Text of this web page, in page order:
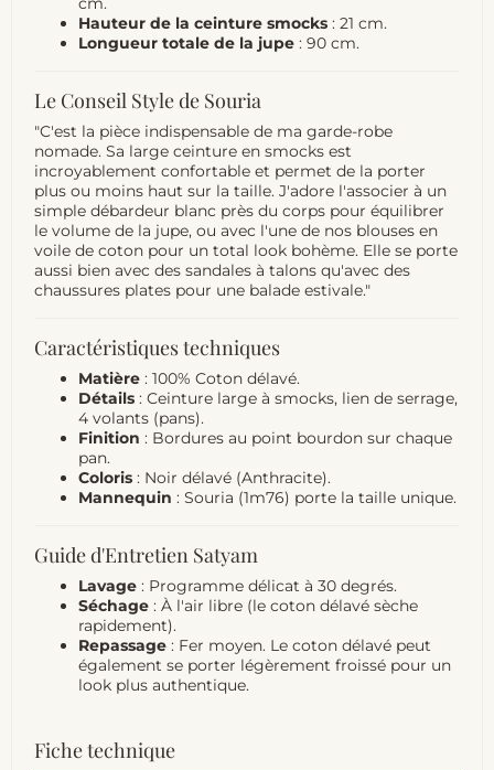
Hauteur de la ceinture smocks : 21 cm.
Longueur totale de la jupe : 90 cm.
Le Conseil Style de Souria
"C'est la pièce indispensable de ma garde-robe
nomade. Sa large ceinture en smocks est
incroyablement confortable et permet de la porter
plus ou moins haut sur la taille. J'adore l'associer à un
simple débardeur blanc près du corps pour équilibrer
le volume de la jupe, ou avec l'une de nos blouses en
voile de coton pour un total look bohème. Elle se porte
aussi bien avec des sandales à talons qu'avec des
chaussures plates pour une balade estivale."
Caractéristiques techniques
Matière : 100% Coton délavé.
Détails : Ceinture large à smocks, lien de serrage,
4 volants (pans).
Finition : Bordures au point bourdon sur chaque
pan.
Coloris : Noir délavé (Anthracite).
Mannequin : Souria (1m76) porte la taille unique.
Guide d'Entretien Satyam
Lavage : Programme délicat à 30 degrés.
Séchage : À l'air libre (le coton délavé sèche
rapidement).
Repassage : Fer moyen. Le coton délavé peut
également se porter légèrement froissé pour un
look plus authentique.
Fiche technique